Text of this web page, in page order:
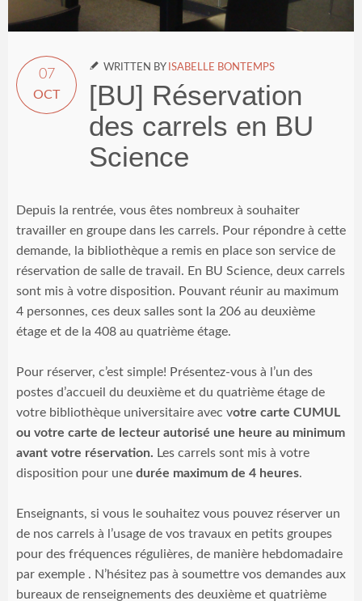
07
OCT
 WRITTEN BY ISABELLE BONTEMPS
[BU] Réservation
des carrels en BU
Science
Depuis la rentrée, vous êtes nombreux à souhaiter
travailler en groupe dans les carrels. Pour répondre à cette
demande, la bibliothèque a remis en place son service de
réservation de salle de travail. En BU Science, deux carrels
sont mis à votre disposition. Pouvant réunir au maximum
4 personnes, ces deux salles sont la 206 au deuxième
étage et de la 408 au quatrième étage.
Pour réserver, c’est simple! Présentez-vous à l’un des
postes d’accueil du deuxième et du quatrième étage de
votre bibliothèque universitaire avec votre carte CUMUL
ou votre carte de lecteur autorisé une heure au minimum
avant votre réservation. Les carrels sont mis à votre
disposition pour une durée maximum de 4 heures.
Enseignants, si vous le souhaitez vous pouvez réserver un
de nos carrels à l’usage de vos travaux en petits groupes
pour des fréquences régulières, de manière hebdomadaire
par exemple . N’hésitez pas à soumettre vos demandes aux
bureaux de renseignements des deuxième et quatrième